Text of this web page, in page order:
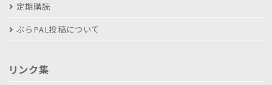
定期購読
ぶらPAL投稿について
リンク集